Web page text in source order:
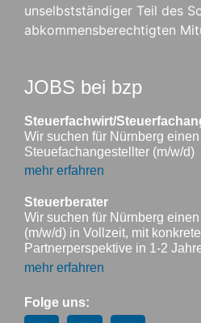
unselbstständiger Teil des
abkommensberechtigten
JOBS bei bzp
Steuerfachwirt/
Wir suchen für Nürnberg
Steuefachangestellter (m/w/d)
mehr erfahren
Steuerberater
Wir suchen für Nürnberg
(m/w/d) in Vollzeit, mit
Partnerperspektive in 1-2
mehr erfahren
Folge uns: